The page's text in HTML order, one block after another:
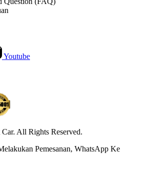
Youtube
All Rights Reserved.
Pemesanan, WhatsApp Ke